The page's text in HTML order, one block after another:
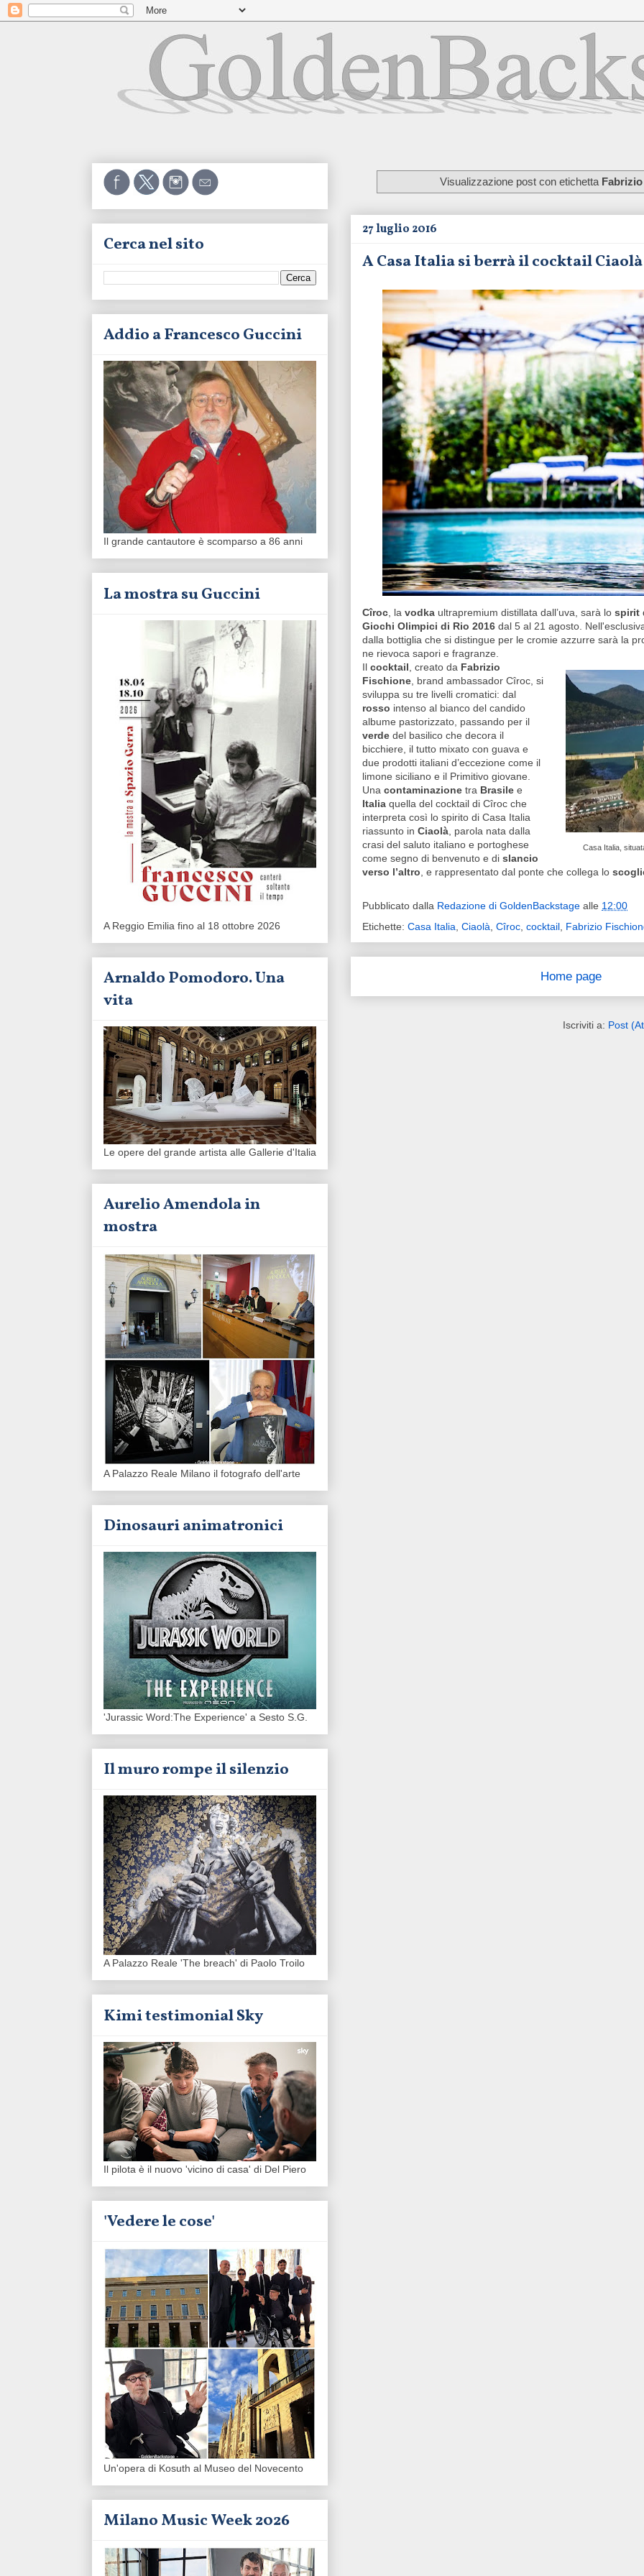
Visualizzazione post con etichetta
27 luglio 2016
A Casa Italia si berrà il cocktail
Cîroc, la vodka ultrapremium distillata dall’uva, sarà lo spirit
Giochi Olimpici di Rio 2016 dal 5 al 21 agosto.
dalla bottiglia che si distingue per le cromie azzurre sarà la
ne rievoca sapori e fragranze.
Casa Italia,
Il cocktail, creato da Fabrizio
Fischione, brand ambassador Cîroc, si
sviluppa su tre livelli cromatici: dal
rosso intenso al bianco del candido
albume pastorizzato, passando per il
verde del basilico che decora il
bicchiere, il tutto mixato con guava e
due prodotti italiani d’eccezione come il
limone siciliano e il Primitivo giovane.
Una contaminazione tra Brasile e
Italia quella del cocktail di Cîroc che
interpreta così lo spirito di Casa Italia
riassunto in Ciaolà, parola nata dalla
crasi del saluto italiano e portoghese
come segno di benvenuto e di slancio
verso l’altro, e rappresentato dal ponte che collega lo
Pubblicato dalla Redazione di GoldenBackstage alle 12:00
Etichette: Casa Italia, Ciaolà, Cîroc, cocktail, Fabrizio
Home page
Iscriviti a: Post
Cerca nel sito
Addio a Francesco Guccini
Il grande cantautore è scomparso a 86 anni
La mostra su Guccini
A Reggio Emilia fino al 18 ottobre 2026
Arnaldo Pomodoro. Una
vita
Le opere del grande artista alle Gallerie d'Italia
Aurelio Amendola in
mostra
A Palazzo Reale Milano il fotografo dell'arte
Dinosauri animatronici
'Jurassic Word:The Experience' a Sesto S.G.
Il muro rompe il silenzio
A Palazzo Reale 'The breach' di Paolo Troilo
Kimi testimonial Sky
Il pilota è il nuovo 'vicino di casa' di Del Piero
'Vedere le cose'
Un'opera di Kosuth al Museo del Novecento
Milano Music Week 2026